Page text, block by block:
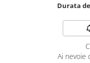
Durata
Ai nevoie